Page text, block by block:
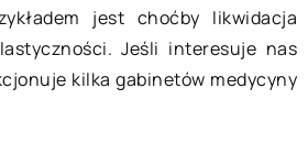
jest choćby likwidacja
Jeśli interesuje nas
kilka gabinetów medycyny